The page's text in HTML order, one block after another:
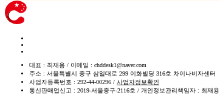
대표 : 최재용 / 이메일 : chddesk1@naver.com
주소 : 서울특별시 중구 삼일대로 299 이화빌딩 316호 차이나비자센터
사업자등록번호 : 292-44-00296 / 사업자정보확인
통신판매업신고 : 2019-서울중구-2116호 / 개인정보관리책임자 : 최재용